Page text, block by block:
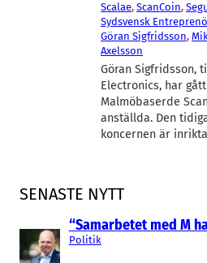
SENASTE NYTT
“Samarbetet med M
Politik
Scalae, ScanCoin,
Sydsvensk
Göran Sigfridsson,
Axelsson
Göran Sigfridsson,
Electronics, har
Malmöbaserde
anställda. Den
koncernen är